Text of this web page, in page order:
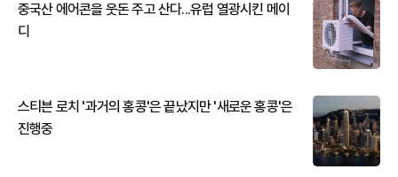
중국산 에어콘을 웃돈 주고 산다...유럽 열광시킨 메이
디
스티븐 로치 '과거의 홍콩'은 끝났지만 '새로운 홍콩'은
진행중